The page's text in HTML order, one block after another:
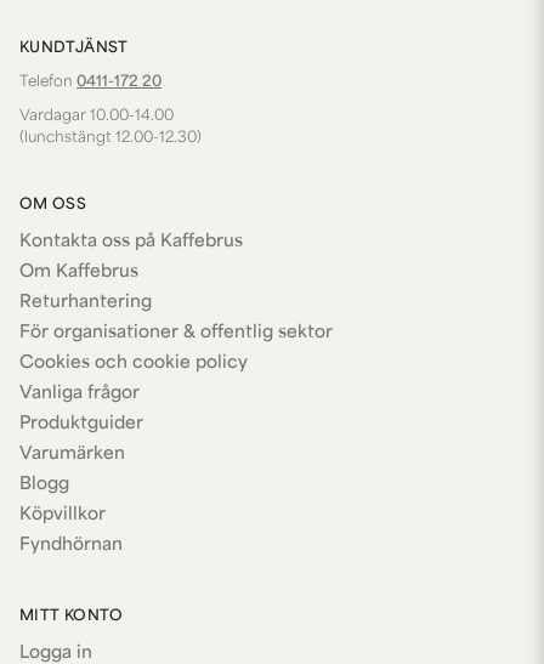
KUNDTJÄNST
Telefon 0411-172 20
Vardagar 10.00-14.00
(lunchstängt 12.00-12.30)
OM OSS
Kontakta oss på Kaffebrus
Om Kaffebrus
Returhantering
För organisationer & offentlig sektor
Cookies och cookie policy
Vanliga frågor
Produktguider
Varumärken
Blogg
Köpvillkor
Fyndhörnan
MITT KONTO
Logga in